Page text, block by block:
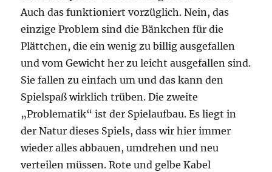
Auch das funktioniert vorzüglich. Nein, das
einzige Problem sind die Bänkchen für die
Plättchen, die ein wenig zu billig ausgefallen
und vom Gewicht her zu leicht ausgefallen sind.
Sie fallen zu einfach um und das kann den
Spielspaß wirklich trüben. Die zweite
„Problematik“ ist der Spielaufbau. Es liegt in
der Natur dieses Spiels, dass wir hier immer
wieder alles abbauen, umdrehen und neu
verteilen müssen. Rote und gelbe Kabel